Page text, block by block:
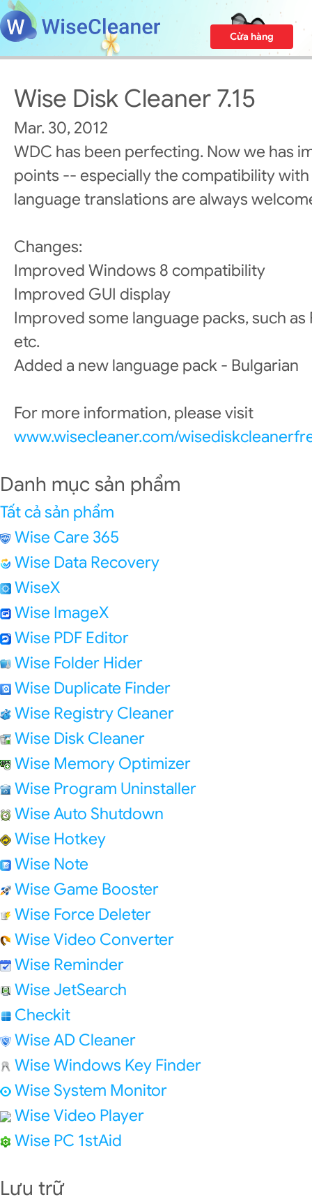
Cửa hàng
Wise Disk Cleaner 7.15
Mar. 30, 2012
WDC has been perfecting. Now we has
points -- especially the compatibility with
language translations are always
Changes:
Improved Windows 8 compatibility
Improved GUI display
Improved some language packs, such as
etc.
Added a new language pack - Bulgarian
For more information, please visit
www.wisecleaner.com/
Danh mục sản phẩm
Tất cả sản phẩm
Wise Care 365
Wise Data Recovery
WiseX
Wise ImageX
Wise PDF Editor
Wise Folder Hider
Wise Duplicate Finder
Wise Registry Cleaner
Wise Disk Cleaner
Wise Memory Optimizer
Wise Program Uninstaller
Wise Auto Shutdown
Wise Hotkey
Wise Note
Wise Game Booster
Wise Force Deleter
Wise Video Converter
Wise Reminder
Wise JetSearch
Checkit
Wise AD Cleaner
Wise Windows Key Finder
Wise System Monitor
Wise Video Player
Wise PC 1stAid
Lưu trữ